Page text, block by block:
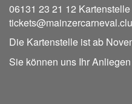
06131 23 21 12 Kartenstelle
Die Kartenstelle ist ab
Sie können uns Ihr